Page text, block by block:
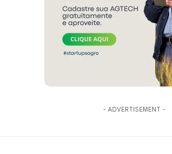
- ADVERTISEMENT -